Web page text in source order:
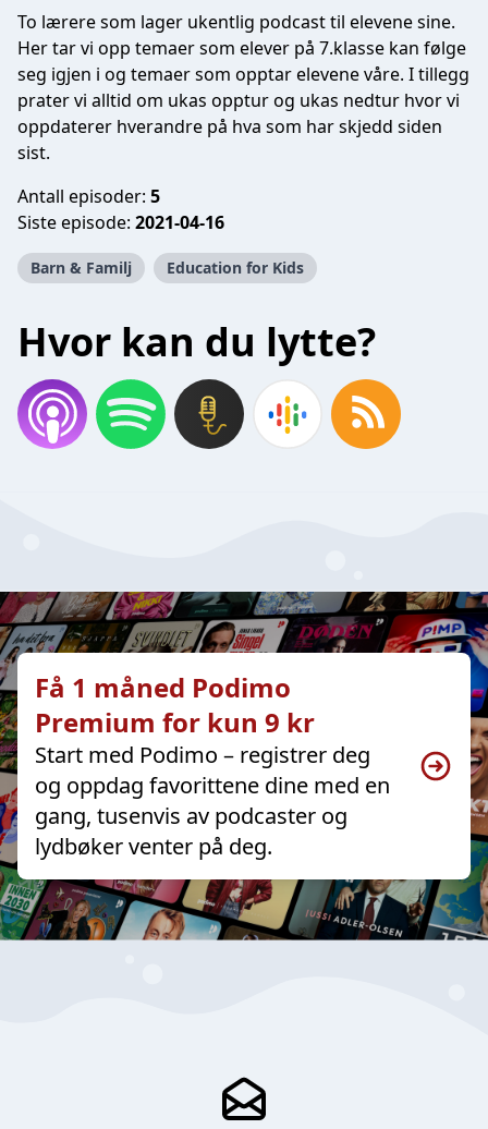
To lærere som lager ukentlig podcast til elevene sine.
Her tar vi opp temaer som elever på 7.klasse kan følge
seg igjen i og temaer som opptar elevene våre. I tillegg
prater vi alltid om ukas opptur og ukas nedtur hvor vi
oppdaterer hverandre på hva som har skjedd siden
sist.
Antall episoder: 5
Siste episode: 2021-04-16
Barn & Familj Education for Kids
Hvor kan du lytte?
Få 1 måned Podimo
Premium for kun 9 kr
Start med Podimo – registrer deg
og oppdag favorittene dine med en
gang, tusenvis av podcaster og
lydbøker venter på deg.